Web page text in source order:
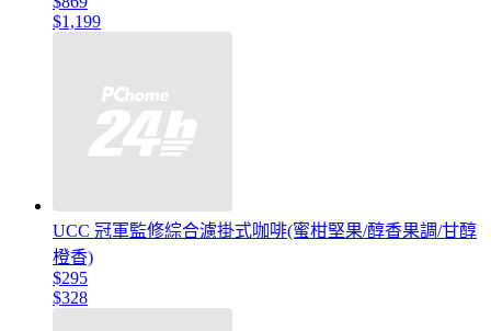
$1,199
UCC 冠軍監修綜合濾掛式咖啡(蜜柑堅果/醇香果調/甘醇
橙香)
$295
$328